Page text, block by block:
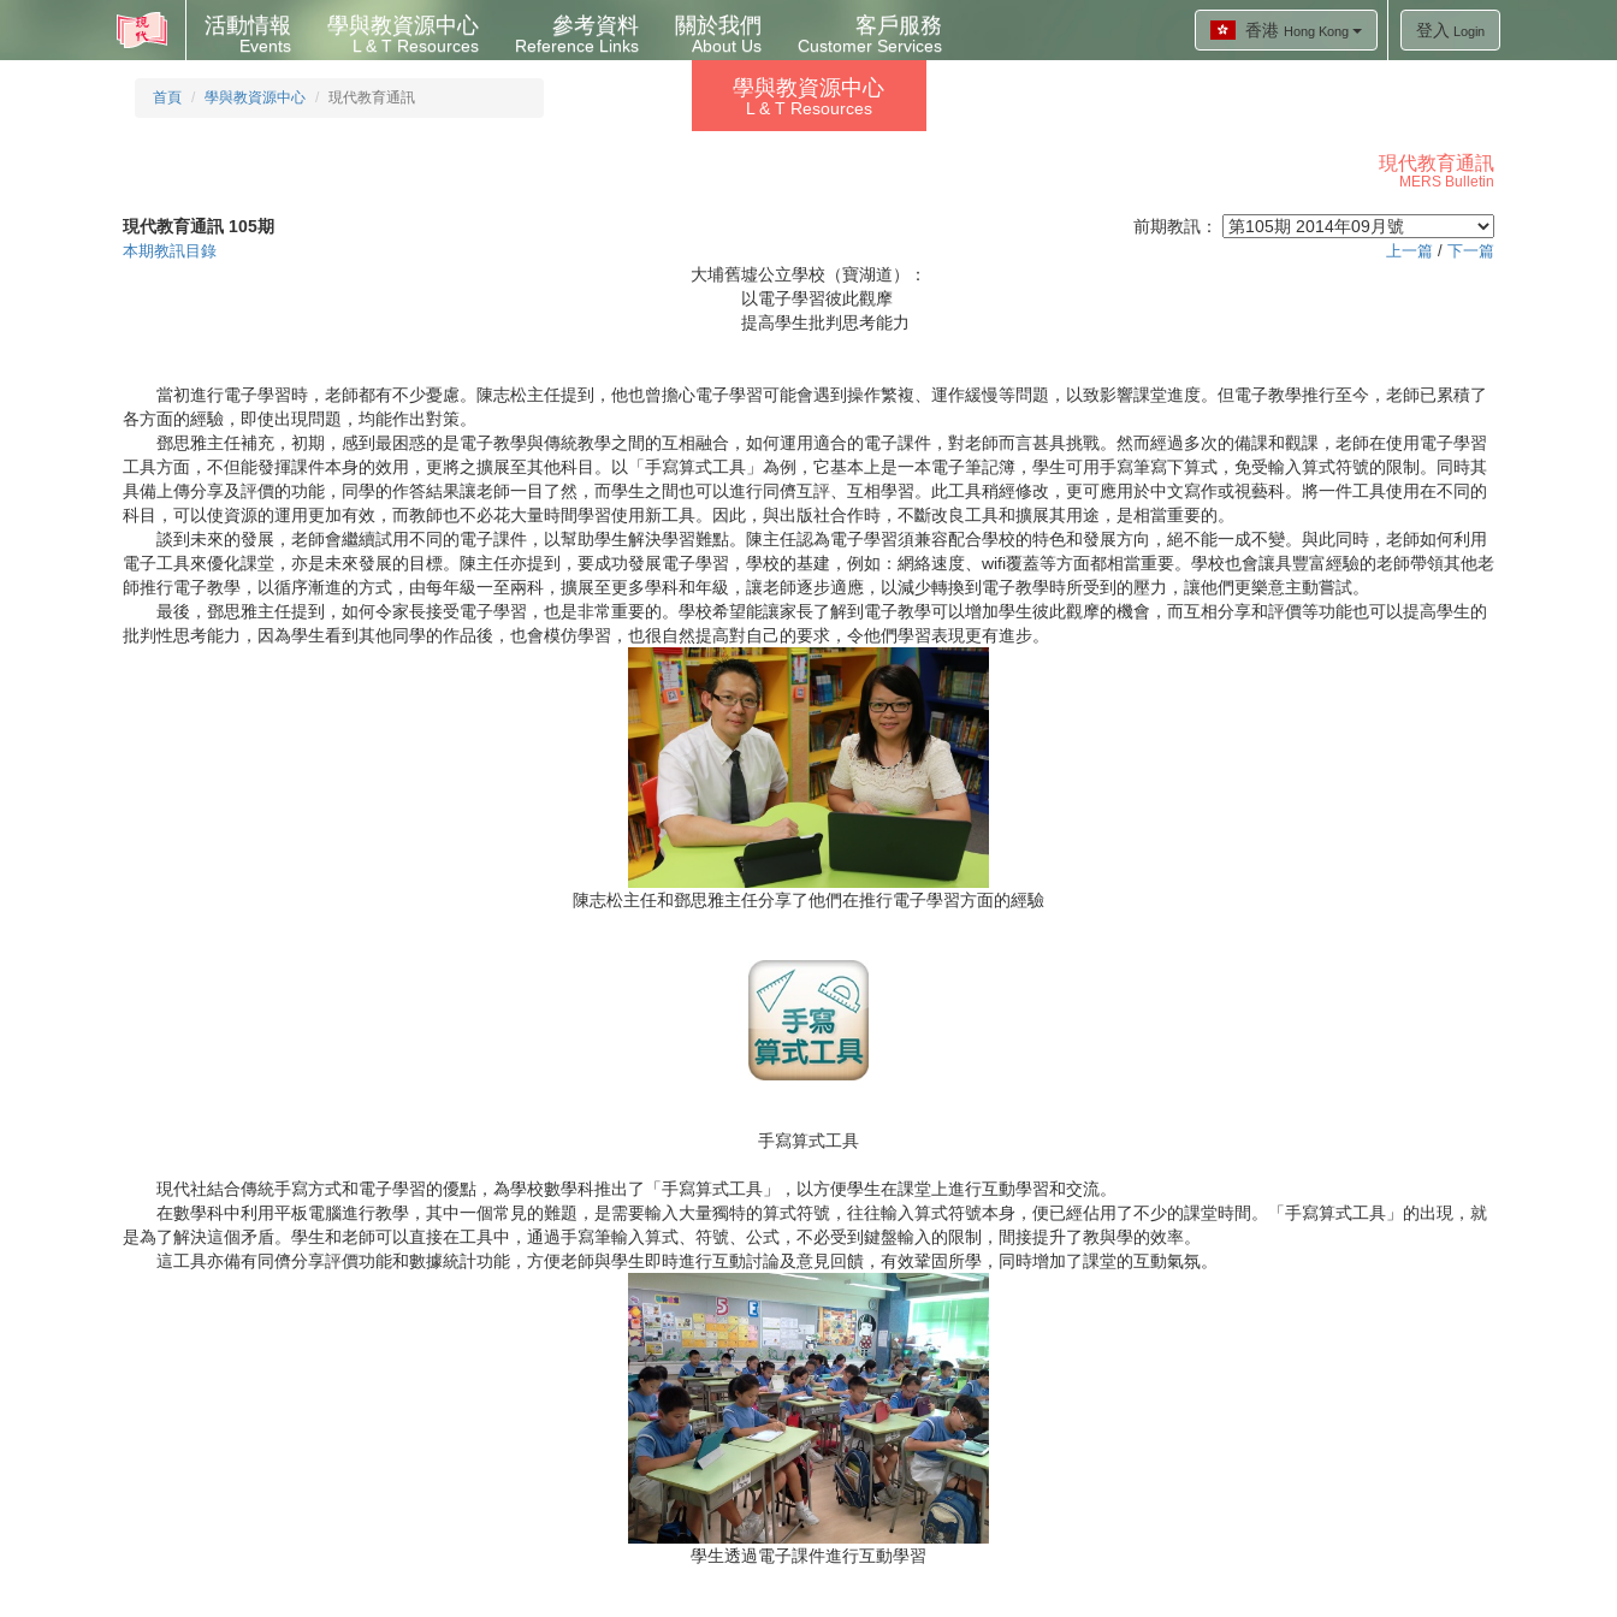
香港 Hong Kong 登入 Login
活動情報
Events
學與教資源中心
L & T Resources
參考資料
Reference Links
關於我們
About Us
客戶服務
Customer Services
首頁 學與教資源中心 現代教育通訊 學與教資源中心
L & T Resources
現代教育通訊
MERS Bulletin
現代教育通訊 105期 前期教訊：
本期教訊目錄 上一篇 / 下一篇
大埔舊墟公立學校（寶湖道）：
以電子學習彼此觀摩
提高學生批判思考能力
當初進行電子學習時，老師都有不少憂慮。陳志松主任提到，他也曾擔心電子學習可能會遇到操作繁複、運作緩慢等問題，以致影響課堂進度。但電子教學推行至今，老師已累積了
各方面的經驗，即使出現問題，均能作出對策。
鄧思雅主任補充，初期，感到最困惑的是電子教學與傳統教學之間的互相融合，如何運用適合的電子課件，對老師而言甚具挑戰。然而經過多次的備課和觀課，老師在使用電子學習
工具方面，不但能發揮課件本身的效用，更將之擴展至其他科目。以「手寫算式工具」為例，它基本上是一本電子筆記簿，學生可用手寫筆寫下算式，免受輸入算式符號的限制。同時其
具備上傳分享及評價的功能，同學的作答結果讓老師一目了然，而學生之間也可以進行同儕互評、互相學習。此工具稍經修改，更可應用於中文寫作或視藝科。將一件工具使用在不同的
科目，可以使資源的運用更加有效，而教師也不必花大量時間學習使用新工具。因此，與出版社合作時，不斷改良工具和擴展其用途，是相當重要的。
談到未來的發展，老師會繼續試用不同的電子課件，以幫助學生解決學習難點。陳主任認為電子學習須兼容配合學校的特色和發展方向，絕不能一成不變。與此同時，老師如何利用
電子工具來優化課堂，亦是未來發展的目標。陳主任亦提到，要成功發展電子學習，學校的基建，例如：網絡速度、wifi覆蓋等方面都相當重要。學校也會讓具豐富經驗的老師帶領其他老
師推行電子教學，以循序漸進的方式，由每年級一至兩科，擴展至更多學科和年級，讓老師逐步適應，以減少轉換到電子教學時所受到的壓力，讓他們更樂意主動嘗試。
最後，鄧思雅主任提到，如何令家長接受電子學習，也是非常重要的。學校希望能讓家長了解到電子教學可以增加學生彼此觀摩的機會，而互相分享和評價等功能也可以提高學生的
批判性思考能力，因為學生看到其他同學的作品後，也會模仿學習，也很自然提高對自己的要求，令他們學習表現更有進步。
陳志松主任和鄧思雅主任分享了他們在推行電子學習方面的經驗
手寫算式工具
現代社結合傳統手寫方式和電子學習的優點，為學校數學科推出了「手寫算式工具」，以方便學生在課堂上進行互動學習和交流。
在數學科中利用平板電腦進行教學，其中一個常見的難題，是需要輸入大量獨特的算式符號，往往輸入算式符號本身，便已經佔用了不少的課堂時間。「手寫算式工具」的出現，就
是為了解決這個矛盾。學生和老師可以直接在工具中，通過手寫筆輸入算式、符號、公式，不必受到鍵盤輸入的限制，間接提升了教與學的效率。
這工具亦備有同儕分享評價功能和數據統計功能，方便老師與學生即時進行互動討論及意見回饋，有效鞏固所學，同時增加了課堂的互動氣氛。
學生透過電子課件進行互動學習